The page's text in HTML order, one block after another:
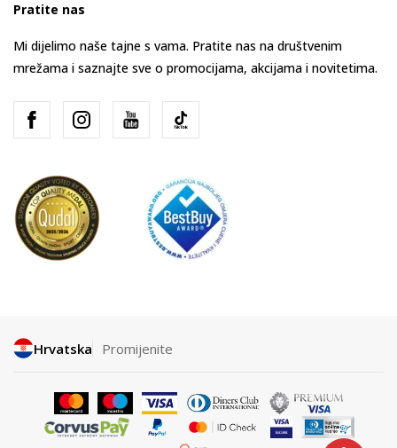
Pratite nas
Mi dijelimo naše tajne s vama. Pratite nas na društvenim
mrežama i saznajte sve o promocijama, akcijama i novitetima.
Hrvatska Promijenite